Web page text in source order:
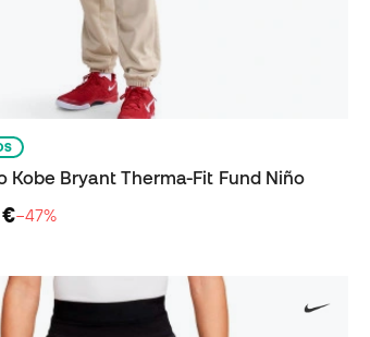
Kobe Bryant Therma-Fit Fund Niño
−47%